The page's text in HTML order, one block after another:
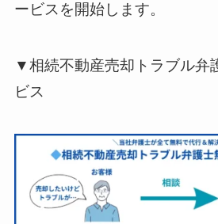
ービスを開始します。
▼相続不動産売却トラブル弁
ビス